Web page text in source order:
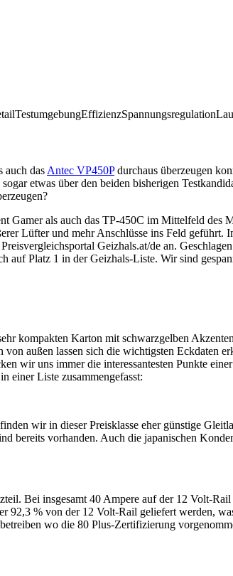
TestumgebungEffizienzSpannungsregulation
auch das Antec VP450Pdurchaus überzeugen
etwas über den beiden bisherigen
als auch das TP-450C im Mittelfeld des
Lüfter und mehr Anschlüsse ins Feld
Geizhals.at/de an.
auf Platz 1 in der Geizhals-Liste. Wir sind
kompakten Karton mit schwarzgelben
außen lassen sich die wichtigsten Eckdaten
wir uns immer die interessantesten Punkte
einer Liste zusammengefasst:
wir in dieser Preisklasse eher günstige
bereits vorhanden. Auch die japanischen
Bei insgesamt 40 Ampere auf der 12 Volt-
92,3 % von der 12 Volt-Rail geliefert werden,
wo die 80 Plus-Zertifizierung